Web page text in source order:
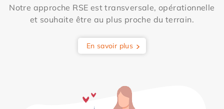
Notre approche RSE est transversale, opérationnelle
et souhaite être au plus proche du terrain.
En savoir plus